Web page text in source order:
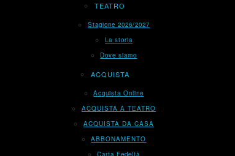
TEATRO
Stagione 2026/2027
La storia
Dove siamo
ACQUISTA
Acquista Online
ACQUISTA A TEATRO
ACQUISTA DA CASA
ABBONAMENTO
Carta Fedeltà